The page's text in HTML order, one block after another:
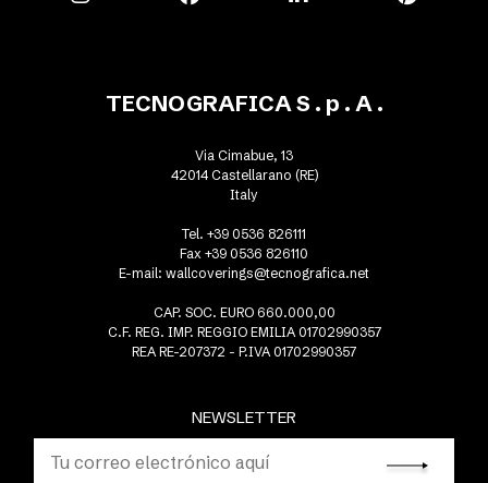
NEWSLETTER
TECNOGRAFICA S . p . A .
Via Cimabue, 13
42014 Castellarano (RE)
Italy
Tel. +39 0536 826111
Fax +39 0536 826110
E-mail: wallcoverings@tecnografica.net
CAP. SOC. EURO 660.000,00
C.F. REG. IMP. REGGIO EMILIA 01702990357
REA RE-207372 - P.IVA 01702990357